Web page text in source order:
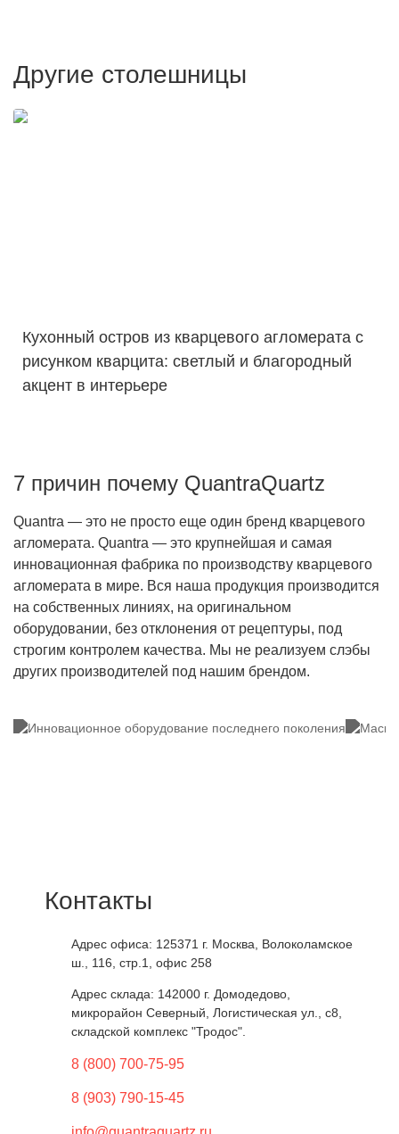
Другие столешницы
Кухонный остров из кварцевого агломерата с
рисунком кварцита: светлый и благородный
акцент в интерьере
7 причин почему QuantraQuartz
Quantra — это не просто еще один бренд кварцевого
агломерата. Quantra — это крупнейшая и самая
инновационная фабрика по производству кварцевого
агломерата в мире. Вся наша продукция производится
на собственных линиях, на оригинальном
оборудовании, без отклонения от рецептуры, под
строгим контролем качества. Мы не реализуем слэбы
других производителей под нашим брендом.
Контакты
Адрес офиса: 125371 г. Москва
Волоколамское
ш., 116, стр.1, офис 258
Адрес склада: 142000 г. Домодедово
микрорайон Северный, Логистическая ул., с8,
складской комплекс "Тродос".
8 (800) 700-75-95
8 (903) 790-15-45